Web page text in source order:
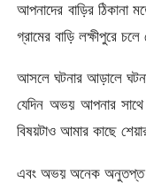
আপনাদের বাড়ির ঠিকানা
গ্রামের বাড়ি লক্ষীপুরে
আসলে ঘটনার আড়ালে
যেদিন অভয় আপনার সাথে
বিষয়টাও আমার কাছে
এবং অভয় অনেক অনুতপ্ত